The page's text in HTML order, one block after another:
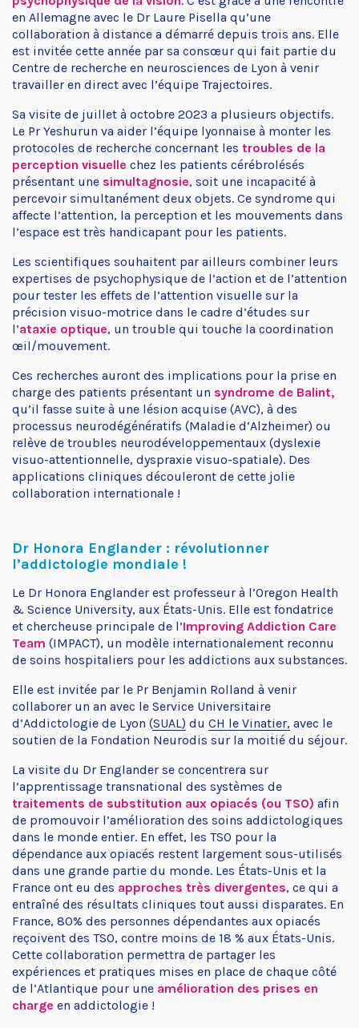
en Allemagne avec le Dr Laure Pisella qu’une
collaboration à distance a démarré depuis trois ans. Elle
est invitée cette année par sa consœur qui fait partie du
Centre de recherche en neurosciences de Lyon à venir
travailler en direct avec l’équipe Trajectoires.
Sa visite de juillet à octobre 2023 a plusieurs objectifs.
Le Pr Yeshurun va aider l’équipe lyonnaise à monter les
protocoles de recherche concernant les troubles de la
perception visuelle chez les patients cérébrolésés
présentant une simultagnosie, soit une incapacité à
percevoir simultanément deux objets. Ce syndrome qui
affecte l’attention, la perception et les mouvements dans
l’espace est très handicapant pour les patients.
Les scientifiques souhaitent par ailleurs combiner leurs
expertises de psychophysique de l’action et de l’attention
pour tester les effets de l’attention visuelle sur la
précision visuo-motrice dans le cadre d’études sur
l’ataxie optique, un trouble qui touche la coordination
œil/mouvement.
Ces recherches auront des implications pour la prise en
charge des patients présentant un syndrome de Balint,
qu’il fasse suite à une lésion acquise (AVC), à des
processus neurodégénératifs (Maladie d’Alzheimer) ou
relève de troubles neurodéveloppementaux (dyslexie
visuo-attentionnelle, dyspraxie visuo-spatiale). Des
applications cliniques découleront de cette jolie
collaboration internationale !
Dr Honora Englander : révolutionner
l’addictologie mondiale !
Le Dr Honora Englander est professeur à l’Oregon Health
& Science University, aux États-Unis. Elle est fondatrice
et chercheuse principale de l’Improving Addiction Care
Team (IMPACT), un modèle internationalement reconnu
de soins hospitaliers pour les addictions aux substances.
Elle est invitée par le Pr Benjamin Rolland à venir
collaborer un an avec le Service Universitaire
d’Addictologie de Lyon (SUAL) du CH le Vinatier, avec le
soutien de la Fondation Neurodis sur la moitié du séjour.
La visite du Dr Englander se concentrera sur
l’apprentissage transnational des systèmes de
traitements de substitution aux opiacés (ou TSO) afin
de promouvoir l’amélioration des soins addictologiques
dans le monde entier. En effet, les TSO pour la
dépendance aux opiacés restent largement sous-utilisés
dans une grande partie du monde. Les États-Unis et la
France ont eu des approches très divergentes, ce qui a
entraîné des résultats cliniques tout aussi disparates. En
France, 80% des personnes dépendantes aux opiacés
reçoivent des TSO, contre moins de 18 % aux États-Unis.
Cette collaboration permettra de partager les
expériences et pratiques mises en place de chaque côté
de l’Atlantique pour une amélioration des prises en
charge en addictologie !